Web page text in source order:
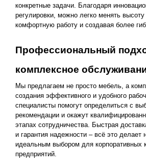
конкретные задачи. Благодаря
регулировки, можно легко менять
комфортную работу и создавая более
Профессиональный
комплексное
Мы предлагаем не просто мебель, а
создания эффективного и удобного
специалисты помогут определиться с
рекомендации и окажут
этапах сотрудничества. Быстрая
и гарантия надежности – всё это
идеальным выбором для корпоративных
предприятий.